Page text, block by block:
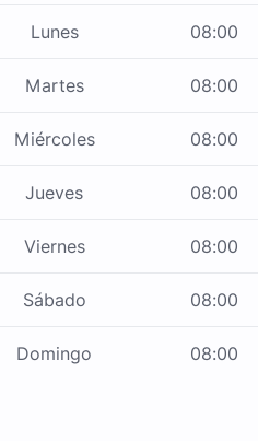
Lunes 08:00
Martes 08:00
Miércoles 08:00
Jueves 08:00
Viernes 08:00
Sábado 08:00
Domingo 08:00